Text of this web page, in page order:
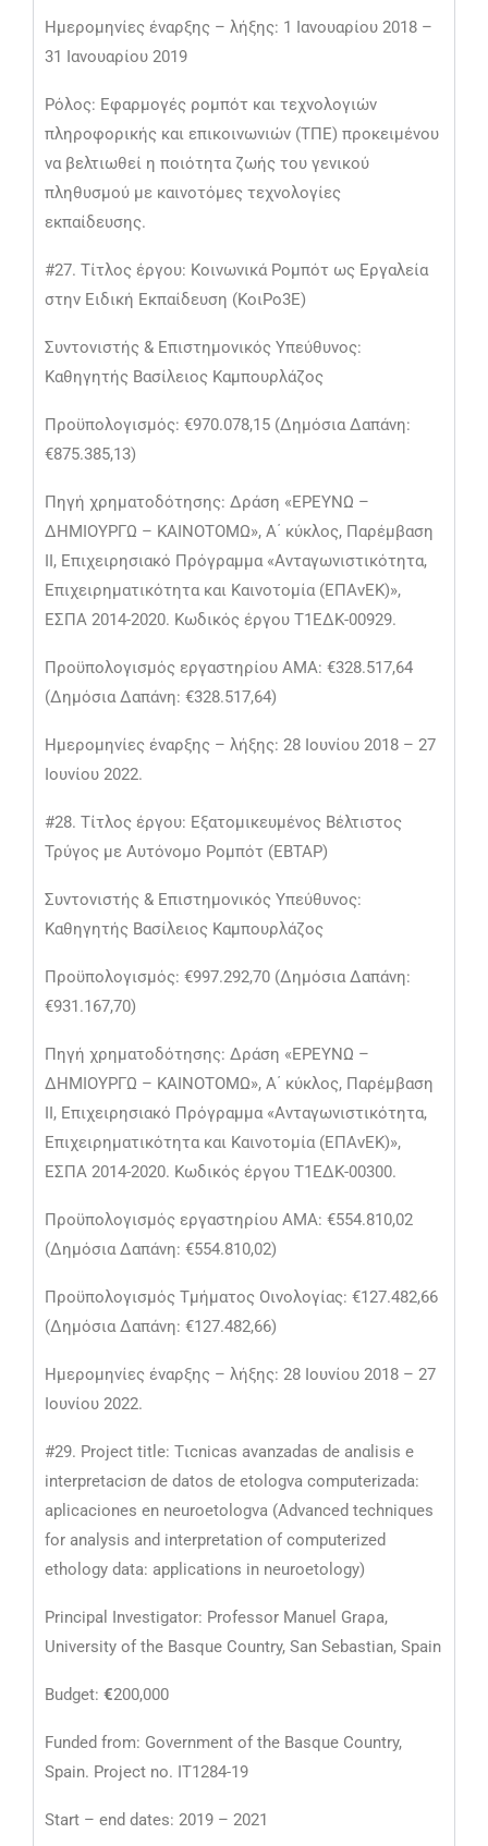
Ημερομηνίες έναρξης – λήξης: 1 Ιανουαρίου 2018 –
31 Ιανουαρίου 2019
Ρόλος: Εφαρμογές ρομπότ και τεχνολογιών
πληροφορικής και επικοινωνιών (ΤΠΕ) προκειμένου
να βελτιωθεί η ποιότητα ζωής του γενικού
πληθυσμού με καινοτόμες τεχνολογίες
εκπαίδευσης.
#27. Τίτλος έργου: Κοινωνικά Ρομπότ ως Εργαλεία
στην Ειδική Εκπαίδευση (ΚοιΡο3Ε)
Συντονιστής & Επιστημονικός Υπεύθυνος:
Καθηγητής Βασίλειος Καμπουρλάζος
Προϋπολογισμός: €970.078,15 (Δημόσια Δαπάνη:
€875.385,13)
Πηγή χρηματοδότησης: Δράση «ΕΡΕΥΝΩ –
ΔΗΜΙΟΥΡΓΩ – ΚΑΙΝΟΤΟΜΩ», Α΄ κύκλος, Παρέμβαση
ΙΙ, Επιχειρησιακό Πρόγραμμα «Ανταγωνιστικότητα,
Επιχειρηματικότητα και Καινοτομία (ΕΠΑνΕΚ)»,
ΕΣΠΑ 2014-2020. Κωδικός έργου Τ1ΕΔΚ-00929.
Προϋπολογισμός εργαστηρίου ΑΜΑ: €328.517,64
(Δημόσια Δαπάνη: €328.517,64)
Ημερομηνίες έναρξης – λήξης: 28 Ιουνίου 2018 – 27
Ιουνίου 2022.
#28. Τίτλος έργου: Εξατομικευμένος Βέλτιστος
Τρύγος με Αυτόνομο Ρομπότ (ΕΒΤΑΡ)
Συντονιστής & Επιστημονικός Υπεύθυνος:
Καθηγητής Βασίλειος Καμπουρλάζος
Προϋπολογισμός: €997.292,70 (Δημόσια Δαπάνη:
€931.167,70)
Πηγή χρηματοδότησης: Δράση «ΕΡΕΥΝΩ –
ΔΗΜΙΟΥΡΓΩ – ΚΑΙΝΟΤΟΜΩ», Α΄ κύκλος, Παρέμβαση
ΙΙ, Επιχειρησιακό Πρόγραμμα «Ανταγωνιστικότητα,
Επιχειρηματικότητα και Καινοτομία (ΕΠΑνΕΚ)»,
ΕΣΠΑ 2014-2020. Κωδικός έργου Τ1ΕΔΚ-00300.
Προϋπολογισμός εργαστηρίου ΑΜΑ: €554.810,02
(Δημόσια Δαπάνη: €554.810,02)
Προϋπολογισμός Τμήματος Οινολογίας: €127.482,66
(Δημόσια Δαπάνη: €127.482,66)
Ημερομηνίες έναρξης – λήξης: 28 Ιουνίου 2018 – 27
Ιουνίου 2022.
#29. Project title: Tιcnicas avanzadas de anαlisis e
interpretaciσn de datos de etologνa computerizada:
aplicaciones en neuroetologνa (Advanced techniques
for analysis and interpretation of computerized
ethology data: applications in neuroetology)
Principal Investigator: Professor Manuel Graρa,
University of the Basque Country, San Sebastian, Spain
Budget: €200,000
Funded from: Government of the Basque Country,
Spain. Project no. IT1284-19
Start – end dates: 2019 – 2021